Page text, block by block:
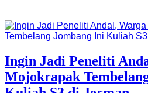
Ingin Jadi Peneliti
Mojokrapak